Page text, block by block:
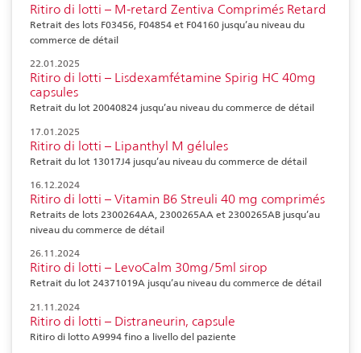
Ritiro di lotti – M-retard Zentiva Comprimés Retard
Retrait des lots F03456, F04854 et F04160 jusqu’au niveau du
commerce de détail
22.01.2025
Ritiro di lotti – Lisdexamfétamine Spirig HC 40mg
capsules
Retrait du lot 20040824 jusqu’au niveau du commerce de détail
17.01.2025
Ritiro di lotti – Lipanthyl M gélules
Retrait du lot 13017J4 jusqu’au niveau du commerce de détail
16.12.2024
Ritiro di lotti – Vitamin B6 Streuli 40 mg comprimés
Retraits de lots 2300264AA, 2300265AA et 2300265AB jusqu’au
niveau du commerce de détail
26.11.2024
Ritiro di lotti – LevoCalm 30mg/5ml sirop
Retrait du lot 24371019A jusqu’au niveau du commerce de détail
21.11.2024
Ritiro di lotti – Distraneurin, capsule
Ritiro di lotto A9994 fino a livello del paziente